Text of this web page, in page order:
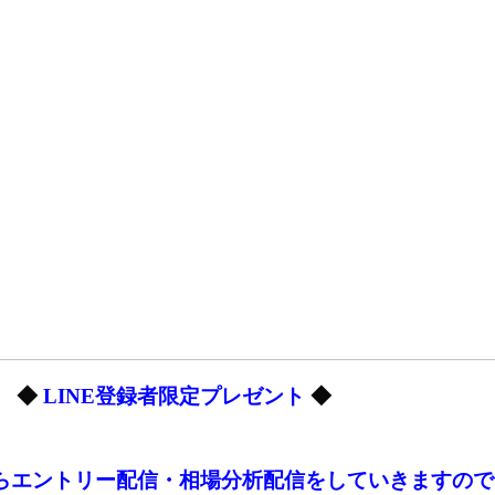
◆LINE登録者限定プレゼント ◆
ントリー配信・相場分析配信をしていきますので